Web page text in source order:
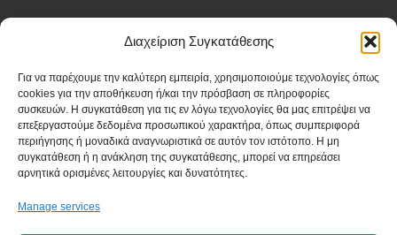
Διαχείριση Συγκατάθεσης
Για να παρέχουμε την καλύτερη εμπειρία, χρησιμοποιούμε τεχνολογίες όπως
cookies για την αποθήκευση ή/και την πρόσβαση σε πληροφορίες
συσκευών. Η συγκατάθεση για τις εν λόγω τεχνολογίες θα μας επιτρέψει να
επεξεργαστούμε δεδομένα προσωπικού χαρακτήρα, όπως συμπεριφορά
περιήγησης ή μοναδικά αναγνωριστικά σε αυτόν τον ιστότοπο. Η μη
συγκατάθεση ή η ανάκληση της συγκατάθεσης, μπορεί να επηρεάσει
αρνητικά ορισμένες λειτουργίες και δυνατότητες.
Manage services
First Name
Last Name